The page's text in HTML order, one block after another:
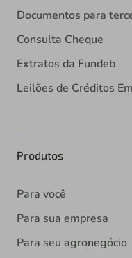
Documentos para
Consulta Cheque
Extratos da Fundeb
Leilões de Créditos
Produtos
Para você
Para sua empresa
Para seu agronegócio